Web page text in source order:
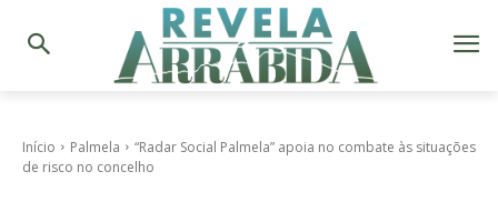
Início Palmela
“Radar Social Palmela” apoia no combate às situações
de risco no concelho